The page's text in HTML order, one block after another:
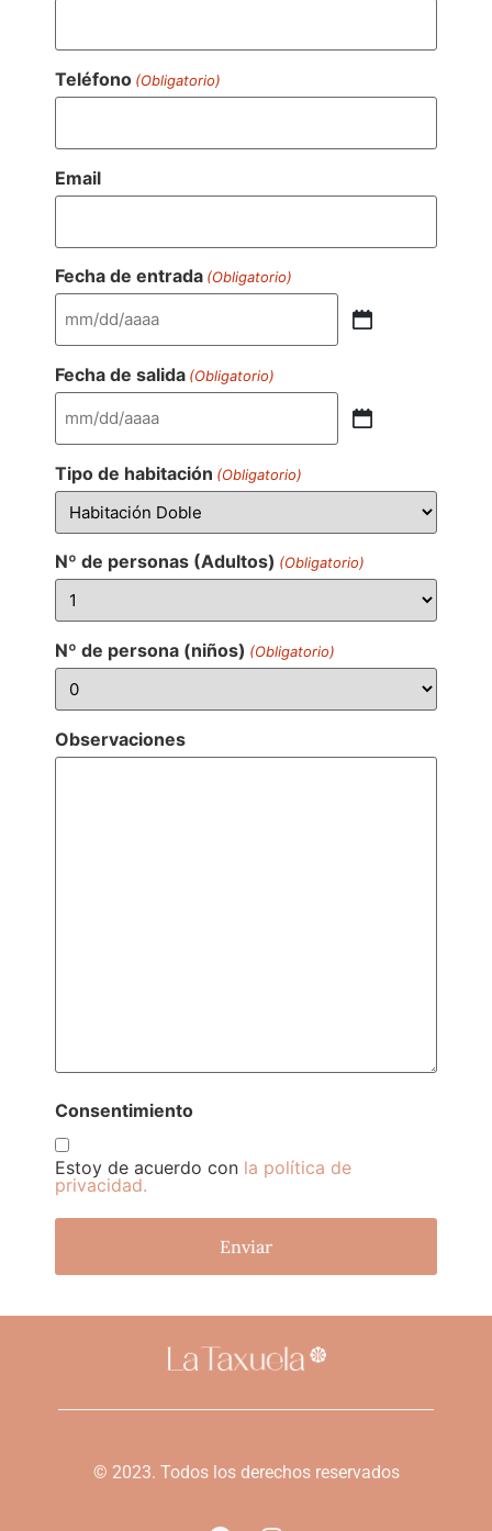
Teléfono (Obligatorio)
Email
Fecha de entrada (Obligatorio)
Fecha de salida (Obligatorio)
Tipo de habitación (Obligatorio)
Nº de personas (Adultos) (Obligatorio)
Nº de persona (niños) (Obligatorio)
Observaciones
Consentimiento
Estoy de acuerdo con la política de
privacidad.
© 2023. Todos los derechos reservados